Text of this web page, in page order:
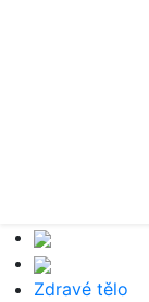
Zdravé tělo